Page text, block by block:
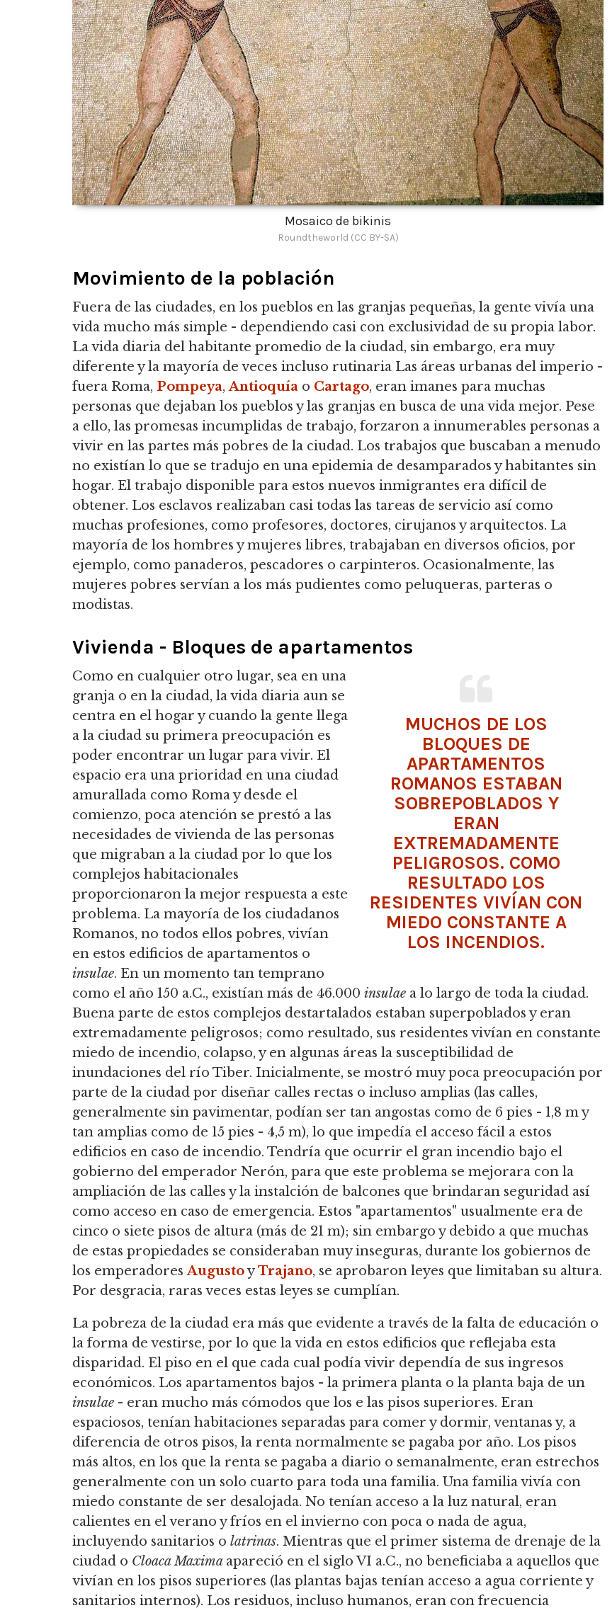
Mosaico de bikinis
Roundtheworld (CC BY-SA)
Movimiento de la población
Fuera de las ciudades, en los pueblos en las granjas pequeñas, la gente vivía una
vida mucho más simple - dependiendo casi con exclusividad de su propia labor.
La vida diaria del habitante promedio de la ciudad, sin embargo, era muy
diferente y la mayoría de veces incluso rutinaria Las áreas urbanas del imperio -
fuera Roma, Pompeya,Antioquía o Cartago, eran imanes para muchas
personas que dejaban los pueblos y las granjas en busca de una vida mejor. Pese
a ello, las promesas incumplidas de trabajo, forzaron a innumerables personas a
vivir en las partes más pobres de la ciudad. Los trabajos que buscaban a menudo
no existían lo que se tradujo en una epidemia de desamparados y habitantes sin
hogar. El trabajo disponible para estos nuevos inmigrantes era difícil de
obtener. Los esclavos realizaban casi todas las tareas de servicio así como
muchas profesiones, como profesores, doctores, cirujanos y arquitectos. La
mayoría de los hombres y mujeres libres, trabajaban en diversos oficios, por
ejemplo, como panaderos, pescadores o carpinteros. Ocasionalmente, las
mujeres pobres servían a los más pudientes como peluqueras, parteras o
modistas.
Vivienda - Bloques de apartamentos
MUCHOS DE LOS
BLOQUES DE
APARTAMENTOS
ROMANOS ESTABAN
SOBREPOBLADOS Y
ERAN
EXTREMADAMENTE
PELIGROSOS. COMO
RESULTADO LOS
RESIDENTES VIVÍAN CON
MIEDO CONSTANTE A
LOS INCENDIOS.
Como en cualquier otro lugar, sea en una
granja o en la ciudad, la vida diaria aun se
centra en el hogar y cuando la gente llega
a la ciudad su primera preocupación es
poder encontrar un lugar para vivir. El
espacio era una prioridad en una ciudad
amurallada como Roma y desde el
comienzo, poca atención se prestó a las
necesidades de vivienda de las personas
que migraban a la ciudad por lo que los
complejos habitacionales
proporcionaron la mejor respuesta a este
problema. La mayoría de los ciudadanos
Romanos, no todos ellos pobres, vivían
en estos edificios de apartamentos o
insulae. En un momento tan temprano
como el año 150 a.C., existían más de 46.000 insulae a lo largo de toda la ciudad.
Buena parte de estos complejos destartalados estaban superpoblados y eran
extremadamente peligrosos; como resultado, sus residentes vivían en constante
miedo de incendio, colapso, y en algunas áreas la susceptibilidad de
inundaciones del río Tiber. Inicialmente, se mostró muy poca preocupación por
parte de la ciudad por diseñar calles rectas o incluso amplias (las calles,
generalmente sin pavimentar, podían ser tan angostas como de 6 pies - 1,8 m y
tan amplias como de 15 pies - 4,5 m), lo que impedía el acceso fácil a estos
edificios en caso de incendio. Tendría que ocurrir el gran incendio bajo el
gobierno del emperador Nerón, para que este problema se mejorara con la
ampliación de las calles y la instalción de balcones que brindaran seguridad así
como acceso en caso de emergencia. Estos "apartamentos" usualmente era de
cinco o siete pisos de altura (más de 21 m); sin embargo y debido a que muchas
de estas propiedades se consideraban muy inseguras, durante los gobiernos de
los emperadoresAugustoyTrajano, se aprobaron leyes que limitaban su altura.
Por desgracia, raras veces estas leyes se cumplían.
La pobreza de la ciudad era más que evidente a través de la falta de educación o
la forma de vestirse, por lo que la vida en estos edificios que reflejaba esta
disparidad. El piso en el que cada cual podía vivir dependía de sus ingresos
económicos. Los apartamentos bajos - la primera planta o la planta baja de un
insulae - eran mucho más cómodos que los e las pisos superiores. Eran
espaciosos, tenían habitaciones separadas para comer y dormir, ventanas y, a
diferencia de otros pisos, la renta normalmente se pagaba por año. Los pisos
más altos, en los que la renta se pagaba a diario o semanalmente, eran estrechos
generalmente con un solo cuarto para toda una familia. Una familia vivía con
miedo constante de ser desalojada. No tenían acceso a la luz natural, eran
calientes en el verano y fríos en el invierno con poca o nada de agua,
incluyendo sanitarios o latrinas. Mientras que el primer sistema de drenaje de la
ciudad o Cloaca Maxima apareció en el siglo VI a.C., no beneficiaba a aquellos que
vivían en los pisos superiores (las plantas bajas tenían acceso a agua corriente y
sanitarios internos). Los residuos, incluso humanos, eran con frecuencia